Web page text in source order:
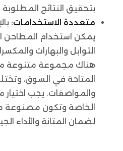
بتحقيق النتائج
متعددة الاستخدامات:
يمكن استخدام المطاحن
التوابل والبهارات
هناك مجموعة متنوعة من
المتاحة في السوق،
والمواصفات. يجب
الخاصة وتكون مصنوعة
لضمان المتانة والأداء